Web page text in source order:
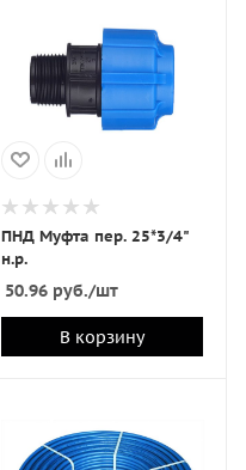
ПНД Муфта пер. 25*3/4"
н.р.
50.96руб./шт
В корзину